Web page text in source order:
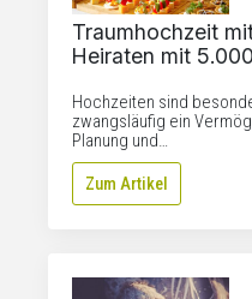
Traumhochzeit
Heiraten mit
Hochzeiten sind
zwangsläufig ein
Planung und…
Zum Artikel